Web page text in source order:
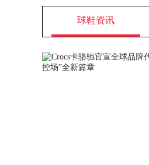
球鞋资讯